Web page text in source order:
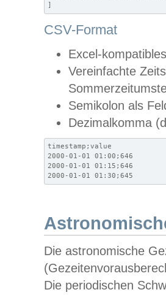
]
CSV-Format
Excel-
Vereinfachte
Semikolon als
Dezimalkomma
timestamp;value
2000-01-01 01:00;646
2000-01-01 01:15;646
2000-01-01 01:30;645
Die astronomische
Die periodischen